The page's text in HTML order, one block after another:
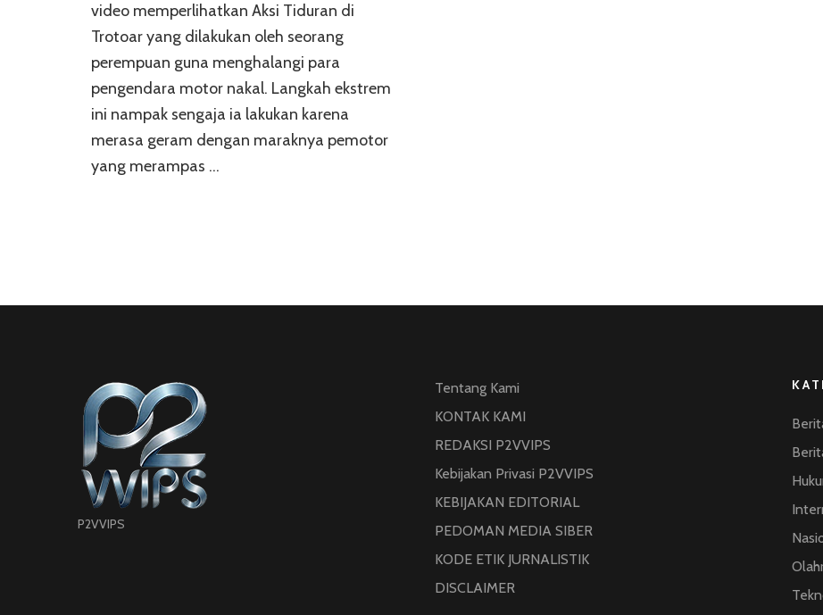
video memperlihatkan Aksi Tiduran di
Trotoar yang dilakukan oleh seorang
perempuan guna menghalangi para
pengendara motor nakal. Langkah ekstrem
ini nampak sengaja ia lakukan karena
merasa geram dengan maraknya pemotor
yang merampas …
P2VVIPS
Tentang Kami
KONTAK KAMI
REDAKSI P2VVIPS
Kebijakan Privasi P2VVIPS
KEBIJAKAN EDITORIAL
PEDOMAN MEDIA SIBER
KODE ETIK JURNALISTIK
DISCLAIMER